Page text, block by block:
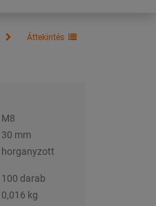
Áttekintés
M8
30 mm
horganyzott
100 darab
0,016 kg